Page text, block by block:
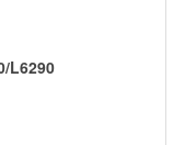
L6290